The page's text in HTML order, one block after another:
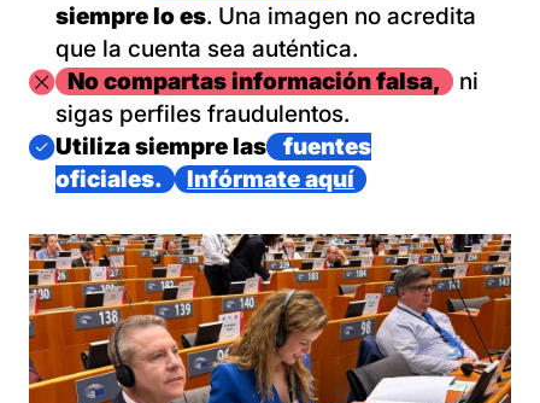
siempre lo es. Una imagen no acredita
que la cuenta sea auténtica.
ImagenNo compartas información falsa,
ni
sigas perfiles fraudulentos.
Imagen
Utiliza siempre las
fuentes
oficiales.
Infórmate aquí